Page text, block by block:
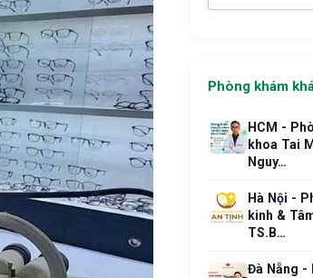
Phòng khám
HCM -
khoa Tai
Nguy…
Hà Nội -
kinh &
TS.B…
Đà Nẵng -